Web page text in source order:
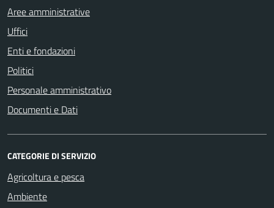
Aree amministrative
Uffici
Enti e fondazioni
Politici
Personale amministrativo
Documenti e Dati
CATEGORIE DI SERVIZIO
Agricoltura e pesca
Ambiente